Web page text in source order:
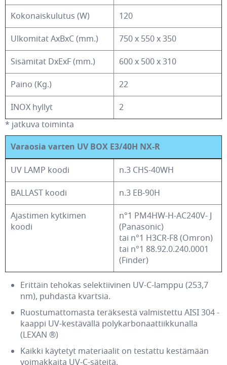
Kokonaiskulutus (W)
120
Ulkomitat AxBxC (mm.)
750 x 550 x 350
Sisämitat DxExF (mm.)
600 x 500 x 310
Paino (Kg.)
22
INOX hyllyt
2
* jatkuva toiminta
Varaosia varten UV BOX E3/40H NX-R
UV LAMP koodi
n.3 CHS-40WH
BALLAST koodi
n.3 EB-90H
Ajastimen kytkimen
koodi
n°1 PM4HW-H-AC240V- J
(Panasonic)
tai n°1 H3CR-F8 (Omron)
tai n°1 88.92.0.240.0001
(Finder)
Erittäin tehokas selektiivinen UV-C-lamppu (253,7
nm), puhdasta kvartsia.
Ruostumattomasta teräksestä valmistettu AISI 304 -
kaappi UV-kestävällä polykarbonaattiikkunalla
(LEXAN ®)
Kaikki käytetyt materiaalit on testattu kestämään
voimakkaita UV-C-säteitä.